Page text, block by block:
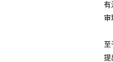
有
审
至
提